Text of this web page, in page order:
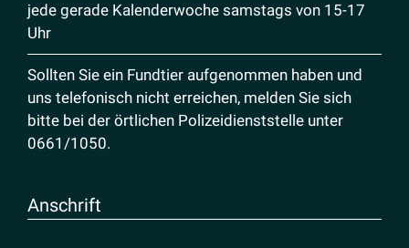
jede gerade Kalenderwoche samstags von 15-17
Uhr
Sollten Sie ein Fundtier aufgenommen haben und
uns telefonisch nicht erreichen, melden Sie sich
bitte bei der örtlichen Polizeidienststelle unter
0661/1050.
Anschrift